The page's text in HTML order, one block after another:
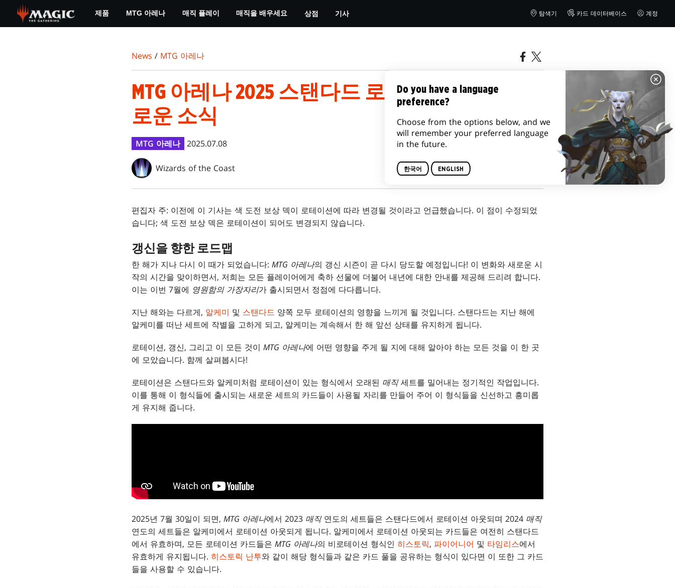
main
제품 MTG 아레나 매직 플레이 매직을 배우세요 상점 기사 탐색기 카드 데이터베이스 계정
News / MTG 아레나
MTG 아레나 2025 스탠다드 로테이션에 대한 새
로운 소식
MTG 아레나 2025.07.08
Wizards of the Coast
편집자 주: 이전에 이 기사는 색 도전 보상 덱이 로테이션에 따라 변경될 것이라고 언급했습니다. 이 점이 수정되었
습니다; 색 도전 보상 덱은 로테이션이 되어도 변경되지 않습니다.
갱신을 향한 로드맵
한 해가 지나 다시 이 때가 되었습니다: MTG 아레나의 갱신 시즌이 곧 다시 당도할 예정입니다! 이 변화와 새로운 시
작의 시간을 맞이하면서, 저희는 모든 플레이어에게 축하 선물에 더불어 내년에 대한 안내를 제공해 드리려 합니다.
이는 이번 7월에 영원함의 가장자리가 출시되면서 정점에 다다릅니다.
지난 해와는 다르게, 알케미 및 스탠다드 양쪽 모두 로테이션의 영향을 느끼게 될 것입니다. 스탠다드는 지난 해에
알케미를 떠난 세트에 작별을 고하게 되고, 알케미는 계속해서 한 해 앞선 상태를 유지하게 됩니다.
로테이션, 갱신, 그리고 이 모든 것이 MTG 아레나에 어떤 영향을 주게 될 지에 대해 알아야 하는 모든 것을 이 한 곳
에 모았습니다. 함께 살펴봅시다!
로테이션은 스탠다드와 알케미처럼 로테이션이 있는 형식에서 오래된 매직세트를 밀어내는 정기적인 작업입니다.
이를 통해 이 형식들에 출시되는 새로운 세트의 카드들이 사용될 자리를 만들어 주어 이 형식들을 신선하고 흥미롭
게 유지해 줍니다.
2025년 7월 30일이 되면, MTG 아레나에서 2023 매직연도의 세트들은 스탠다드에서 로테이션 아웃되며 2024 매직
연도의 세트들은 알케미에서 로테이션 아웃되게 됩니다. 알케미에서 로테이션 아웃되는 카드들은 여전히 스탠다드
에서 유효하며, 모든 로테이션 카드들은 MTG 아레나의 비로테이션 형식인 히스토릭, 파이어니어 및 타임리스에서
유효하게 유지됩니다. 히스토릭 난투와 같이 해당 형식들과 같은 카드 풀을 공유하는 형식이 있다면 이 또한 그 카드
들을 사용할 수 있습니다.
Do you have a language
preference?
Choose from the options below, and we
will remember your preferred language
in the future.
한국어 ENGLISH